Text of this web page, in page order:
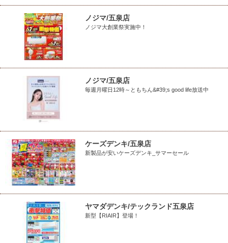
ノジマ/五泉店
ノジマ大創業祭実施中！
ノジマ/五泉店
毎週月曜日12時～ともちん&#39;s good life放送中
ケーズデンキ/五泉店
新製品が安いケーズデンキ_サマーセール
ヤマダデンキ/テックランド五泉店
新型【RIAIR】登場！